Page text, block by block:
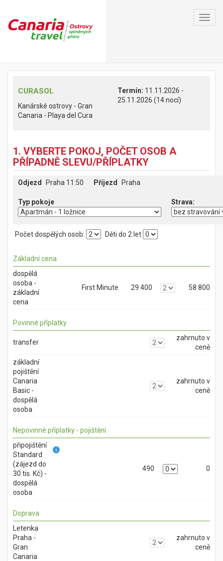
CURASOL
Kanárské ostrovy - Gran
Canaria - Playa del Cura
Termín: 11.11.2026 -
25.11.2026 (14 nocí)
1. VYBERTE POKOJ, POČET OSOB A
PŘÍPADNĚ SLEVU/PŘÍPLATKY
Odjezd Praha 11:50 Příjezd Praha
Typ pokoje
Počet dospělých osob: Děti do 2 let
Základní cena
dospělá
osoba -
základní
cena
First Minute 29 400 58 800
Povinné příplatky
transfer
zahrnuto v
ceně
základní
pojištění
Canaria
Basic -
dospělá
osoba
zahrnuto v
ceně
Nepovinné příplatky - pojištění
připojištění
Standard
(zájezd do
30 tis. Kč) -
dospělá
osoba
490 0
Doprava
Letenka
Praha -
Gran
Canaria
zahrnuto v
ceně